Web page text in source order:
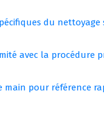
du nettoyage
avec la procédure
pour référence